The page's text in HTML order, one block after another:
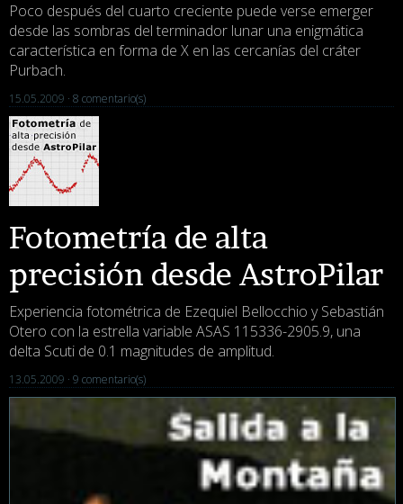
Poco después del cuarto creciente puede verse emerger
desde las sombras del terminador lunar una enigmática
característica en forma de X en las cercanías del cráter
Purbach.
15.05.2009 · 8 comentario(s)
Fotometría de alta
precisión desde AstroPilar
Experiencia fotométrica de Ezequiel Bellocchio y Sebastián
Otero con la estrella variable ASAS 115336-2905.9, una
delta Scuti de 0.1 magnitudes de amplitud.
13.05.2009 · 9 comentario(s)